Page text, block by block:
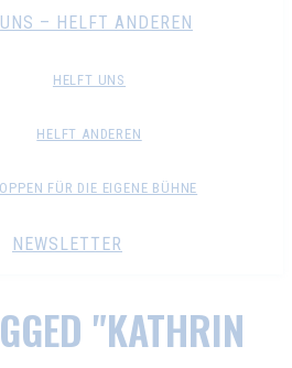
– HELFT ANDEREN
HELFT UNS
HELFT ANDEREN
FÜR DIE EIGENE BÜHNE
NEWSLETTER
"KATHRIN